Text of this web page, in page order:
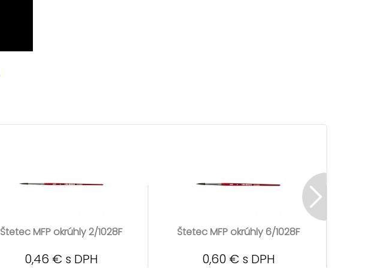
Štetec MFP okrúhly 2/1028F
0,46 € s DPH
Štetec MFP okrúhly 6/1028F
0,60 € s DPH